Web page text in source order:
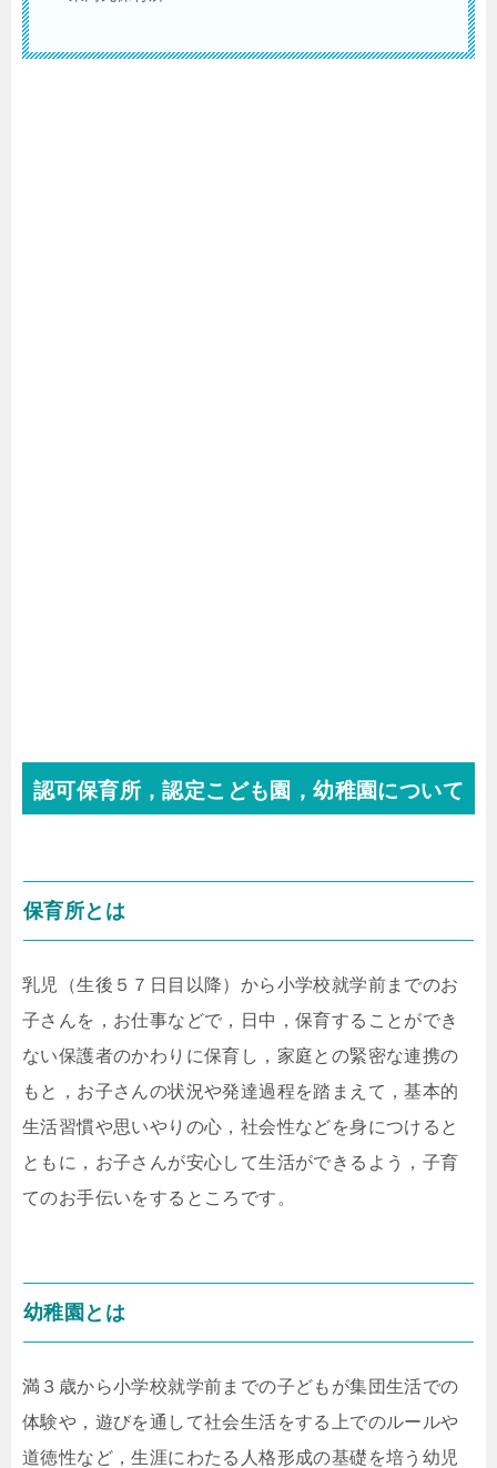
認可保育所，認定こども園，幼稚園について
保育所とは
乳児（生後５７日目以降）から小学校就学前までのお
子さんを，お仕事などで，日中，保育することができ
ない保護者のかわりに保育し，家庭との緊密な連携の
もと，お子さんの状況や発達過程を踏まえて，基本的
生活習慣や思いやりの心，社会性などを身につけると
ともに，お子さんが安心して生活ができるよう，子育
てのお手伝いをするところです。
幼稚園とは
満３歳から小学校就学前までの子どもが集団生活での
体験や，遊びを通して社会生活をする上でのルールや
道徳性など，生涯にわたる人格形成の基礎を培う幼児